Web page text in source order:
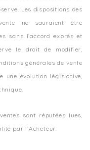
Les dispositions des
ne sauraient être
sans l’accord exprès et
le droit de modifier,
générales de vente
une évolution législative,
sont réputées lues,
par l’Acheteur.